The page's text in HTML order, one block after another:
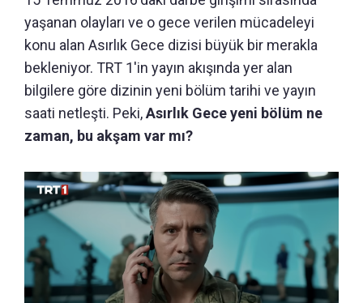
yaşanan olayları ve o gece verilen mücadeleyi
konu alan Asırlık Gece dizisi büyük bir merakla
bekleniyor. TRT 1'in yayın akışında yer alan
bilgilere göre dizinin yeni bölüm tarihi ve yayın
saati netleşti. Peki,Asırlık Gece yeni bölüm ne
zaman, bu akşam var mı?